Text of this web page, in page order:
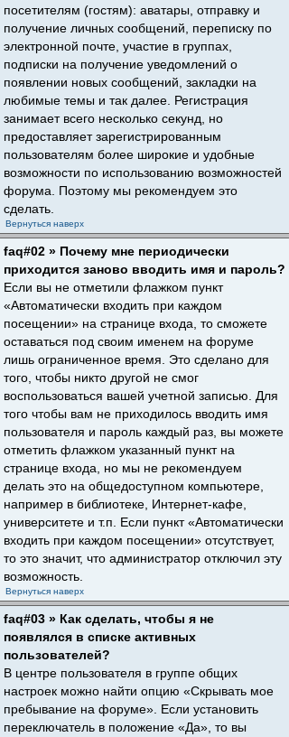
посетителям (гостям): аватары, отправку и
получение личных сообщений, переписку по
электронной почте, участие в группах,
подписки на получение уведомлений о
появлении новых сообщений, закладки на
любимые темы и так далее. Регистрация
занимает всего несколько секунд, но
предоставляет зарегистрированным
пользователям более широкие и удобные
возможности по использованию возможностей
форума. Поэтому мы рекомендуем это
сделать.
Вернуться наверх
faq#02 » Почему мне периодически
приходится заново вводить имя и пароль?
Если вы не отметили флажком пункт
«Автоматически входить при каждом
посещении» на странице входа, то сможете
оставаться под своим именем на форуме
лишь ограниченное время. Это сделано для
того, чтобы никто другой не смог
воспользоваться вашей учетной записью. Для
того чтобы вам не приходилось вводить имя
пользователя и пароль каждый раз, вы можете
отметить флажком указанный пункт на
странице входа, но мы не рекомендуем
делать это на общедоступном компьютере,
например в библиотеке, Интернет-кафе,
университете и т.п. Если пункт «Автоматически
входить при каждом посещении» отсутствует,
то это значит, что администратор отключил эту
возможность.
Вернуться наверх
faq#03 » Как сделать, чтобы я не
появлялся в списке активных
пользователей?
В центре пользователя в группе общих
настроек можно найти опцию «Скрывать мое
пребывание на форуме». Если установить
переключатель в положение «Да», то вы